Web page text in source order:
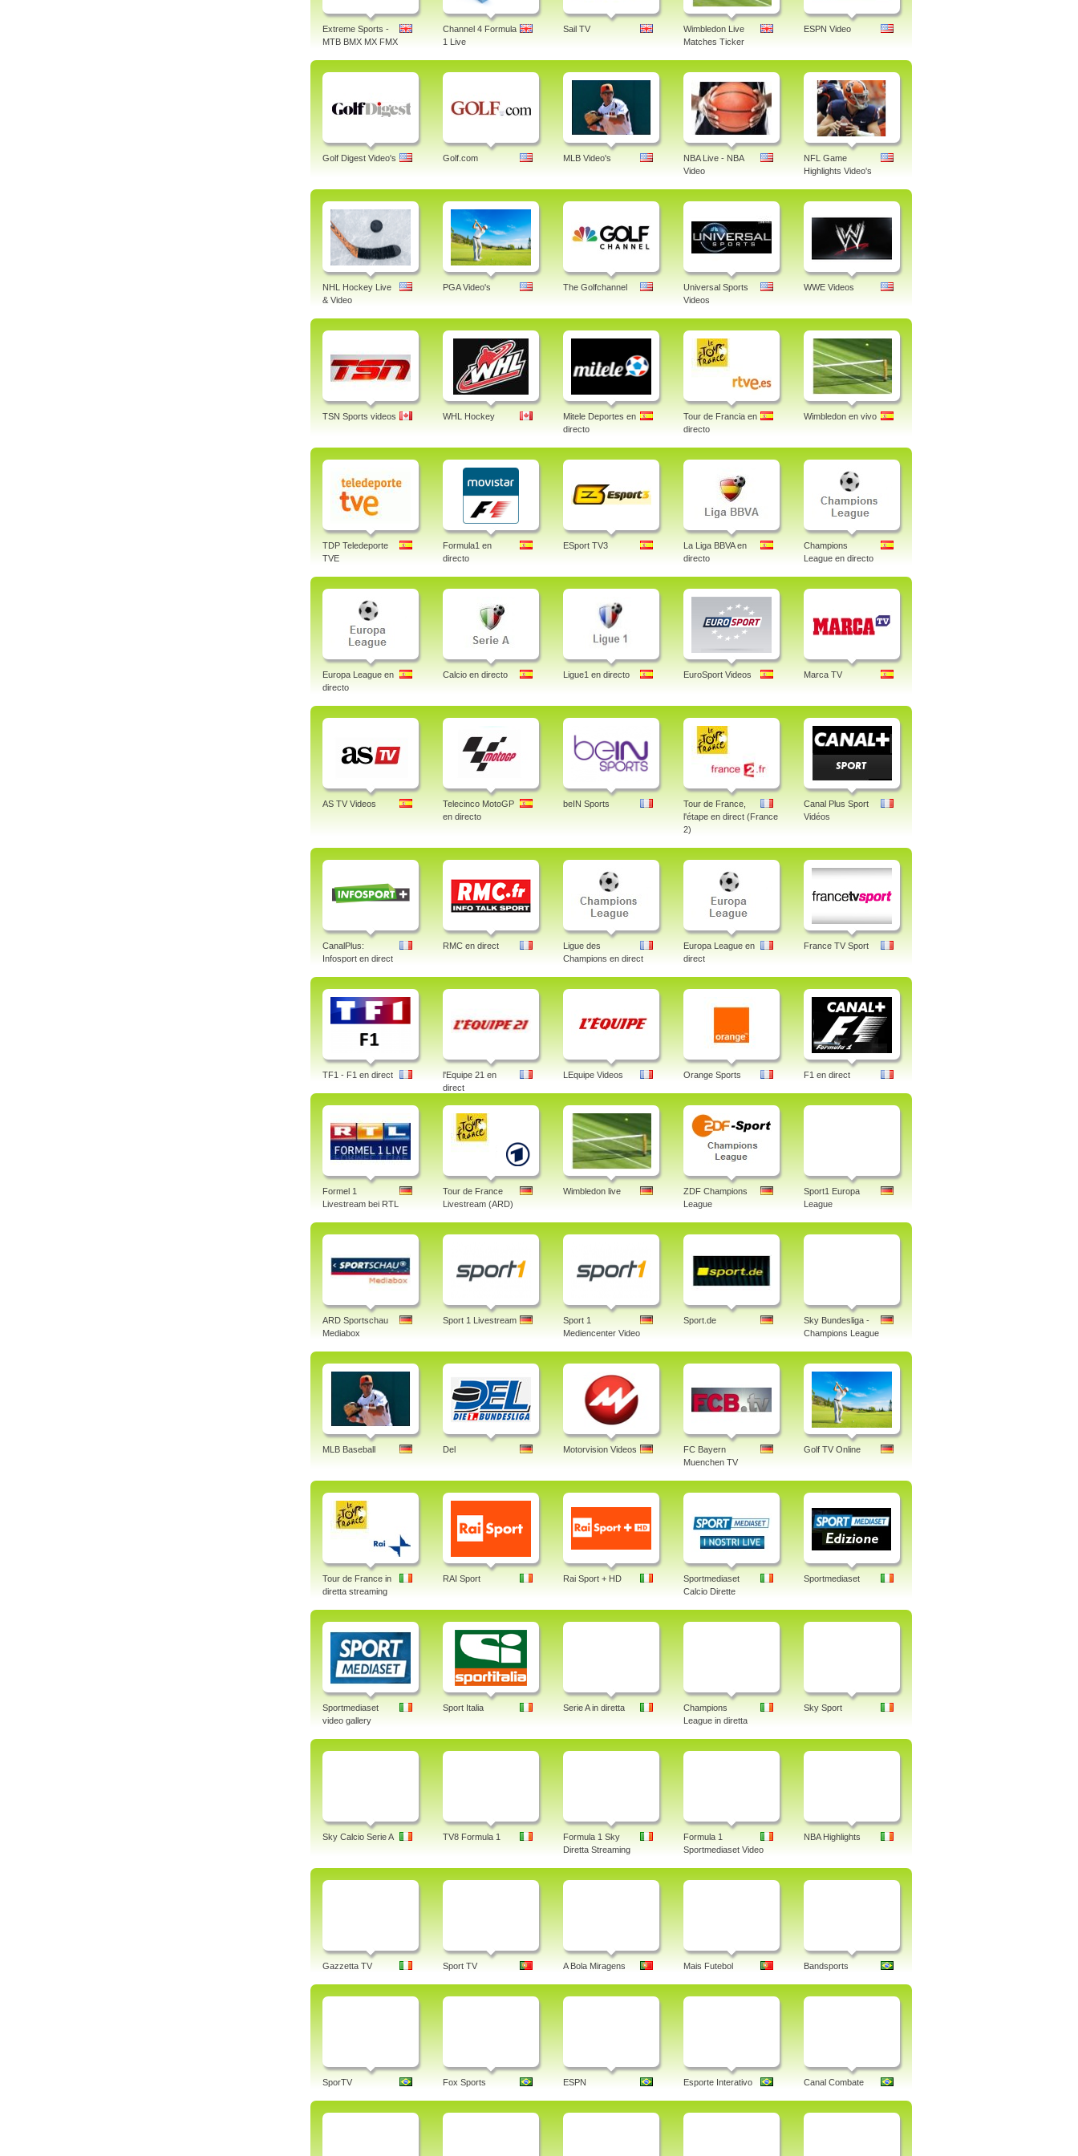
Extreme Sports -
MTB BMX MX FMX
Channel 4 Formula
1 Live
Sail TV
Wimbledon Live
Matches Ticker
ESPN Video
Golf Digest Video's Golf.com MLB Video's
NBA Live - NBA
Video
NFL Game
Highlights Video's
NHL Hockey Live
& Video
PGA Video's The Golfchannel
Universal Sports
Videos
WWE Videos
TSN Sports videos WHL Hockey
Mitele Deportes en
directo
Tour de Francia en
directo
Wimbledon en vivo
TDP Teledeporte
TVE
Formula1 en
directo
ESport TV3
La Liga BBVA en
directo
Champions
League en directo
Europa League en
directo
Calcio en directo Ligue1 en directo EuroSport Videos Marca TV
AS TV Videos
Telecinco MotoGP
en directo
beIN Sports
Tour de France,
l'étape en direct (France
2)
Canal Plus Sport
Vidéos
CanalPlus:
Infosport en direct
RMC en direct
Ligue des
Champions en direct
Europa League en
direct
France TV Sport
TF1 - F1 en direct
l'Equipe 21 en
direct
LEquipe Videos Orange Sports F1 en direct
Formel 1
Livestream bei RTL
Tour de France
Livestream (ARD)
Wimbledon live
ZDF Champions
League
Sport1 Europa
League
ARD Sportschau
Mediabox
Sport 1 Livestream
Sport 1
Mediencenter Video
Sport.de
Sky Bundesliga -
Champions League
MLB Baseball Del Motorvision Videos
FC Bayern
Muenchen TV
Golf TV Online
Tour de France in
diretta streaming
RAI Sport Rai Sport + HD
Sportmediaset
Calcio Dirette
Sportmediaset
Sportmediaset
video gallery
Sport Italia Serie A in diretta
Champions
League in diretta
Sky Sport
Sky Calcio Serie A TV8 Formula 1
Formula 1 Sky
Diretta Streaming
Formula 1
Sportmediaset Video
NBA Highlights
Gazzetta TV Sport TV A Bola Miragens Mais Futebol Bandsports
SporTV Fox Sports ESPN Esporte Interativo Canal Combate